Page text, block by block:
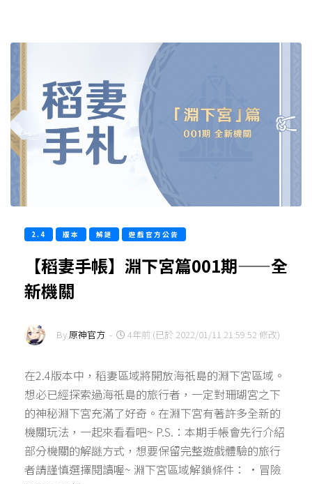
2.4 版本 解謎 遊戲官方公告
【稻妻手帳】淵下宮篇001期——全
新機關
By原神官方 - 4年前 (已於 2022/01/11 21:59:52 修改)
在2.4版本中，稻妻區域將開放海祇島的淵下宮區域。
想必已經探索過海祇島的旅行者，一定對珊瑚宮之下
的神秘淵下宮充滿了好奇。在淵下宮有著許多全新的
機關玩法，一起來看看吧~ P.S.：本期手帳會先行介紹
部分機關的解謎方式，想要保留完整遊戲體驗的旅行
者請謹慎選擇閱讀喔~ 淵下宮區域解鎖條件： •冒險